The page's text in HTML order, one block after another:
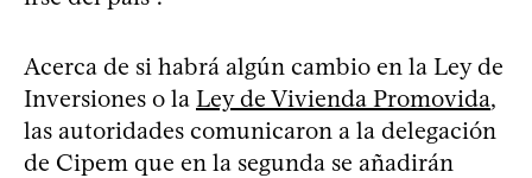
Acerca de si habrá algún cambio en la Ley de
Inversiones o la Ley de Vivienda Promovida,
las autoridades comunicaron a la delegación
de Cipem que en la segunda se añadirán